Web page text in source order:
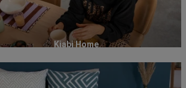
Kiabi Home